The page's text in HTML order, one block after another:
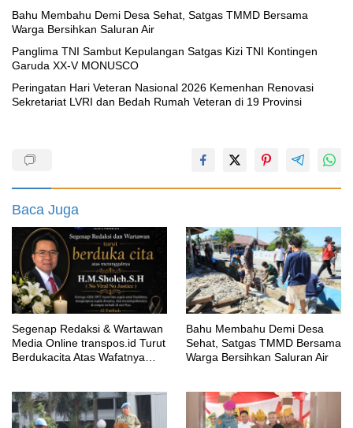
Bahu Membahu Demi Desa Sehat, Satgas TMMD Bersama
Warga Bersihkan Saluran Air
Panglima TNI Sambut Kepulangan Satgas Kizi TNI Kontingen
Garuda XX-V MONUSCO
Peringatan Hari Veteran Nasional 2026 Kemenhan Renovasi
Sekretariat LVRI dan Bedah Rumah Veteran di 19 Provinsi
Baca Juga
Segenap Redaksi & Wartawan
Media Online transpos.id Turut
Berdukacita Atas Wafatnya
Bahu Membahu Demi Desa
Sehat, Satgas TMMD Bersama
Warga Bersihkan Saluran Air